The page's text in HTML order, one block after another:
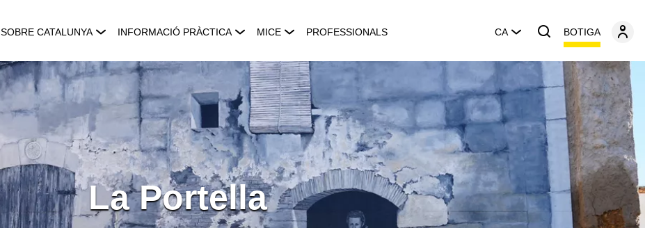
SOBRE CATALUNYA INFORMACIÓ PRÀCTICA MICE PROFESSIONALS CA BOTIGA
La Portella